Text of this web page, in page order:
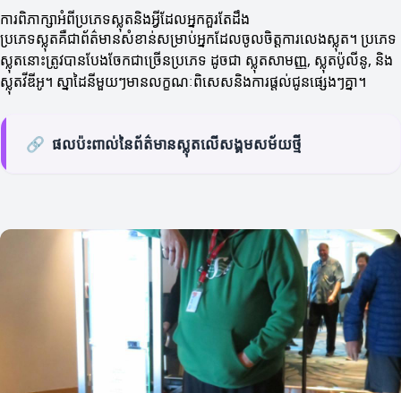
ការពិភាក្សាអំពីប្រភេទស្លុតនិងអ្វីដែលអ្នកគួរតែដឹង
ប្រភេទស្លុតគឺជាព័ត៌មានសំខាន់សម្រាប់អ្នកដែលចូលចិត្តការលេងស្លុត។ ប្រភេទ
ស្លុតនោះត្រូវបានបែងចែកជាច្រើនប្រភេទ ដូចជា ស្លុតសាមញ្ញ, ស្លុតប៉ូលីនូ, និង
ស្លុតវីឌីអូ។ ស្នាដៃនីមួយៗមានលក្ខណៈពិសេសនិងការផ្តល់ជូនផ្សេងៗគ្នា។
🔗 ផលប៉ះពាល់នៃព័ត៌មានស្លុតលើសង្គមសម័យថ្មី